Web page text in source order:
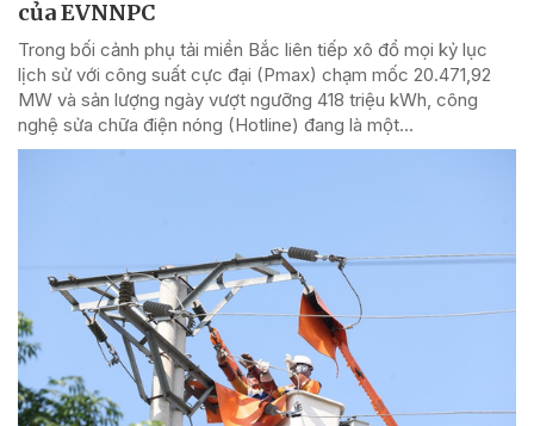
của EVNNPC
Trong bối cảnh phụ tải miền Bắc liên tiếp xô đổ mọi kỷ lục
lịch sử với công suất cực đại (Pmax) chạm mốc 20.471,92
MW và sản lượng ngày vượt ngưỡng 418 triệu kWh, công
nghệ sửa chữa điện nóng (Hotline) đang là một...